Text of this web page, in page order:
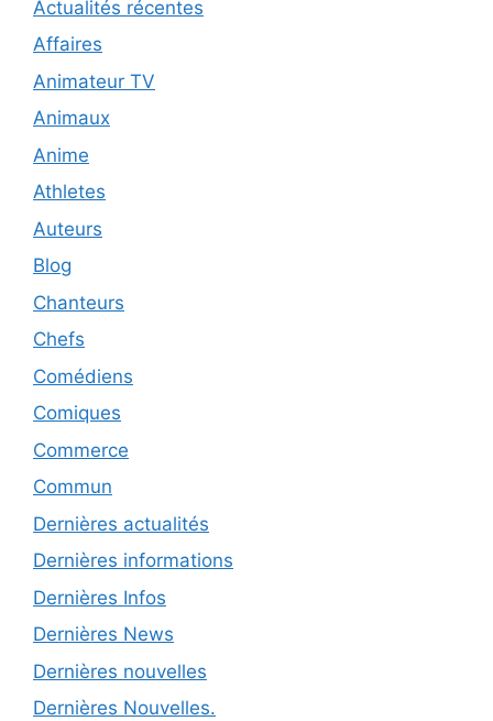
Actualités récentes
Affaires
Animateur TV
Animaux
Anime
Athletes
Auteurs
Blog
Chanteurs
Chefs
Comédiens
Comiques
Commerce
Commun
Dernières actualités
Dernières informations
Dernières Infos
Dernières News
Dernières nouvelles
Dernières Nouvelles.